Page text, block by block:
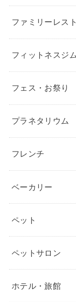
ファミリーレス
フィットネスジ
フェス・お祭り
プラネタリウム
フレンチ
ベーカリー
ペット
ペットサロン
ホテル・旅館